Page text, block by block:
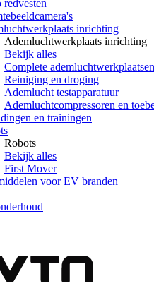
redvesten
inrichting
Ademluchtwerkplaats inrichting
Bekijk alles
Complete ademluchtwerkplaatsen
Reiniging en droging
Ademlucht testapparatuur
Ademluchtcompressoren en
en trainingen
Robots
Bekijk alles
First Mover
voor EV branden